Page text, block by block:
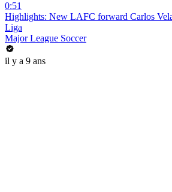
0:51
Highlights: New LAFC forward Carlos
Liga
Major League Soccer
il y a 9 ans